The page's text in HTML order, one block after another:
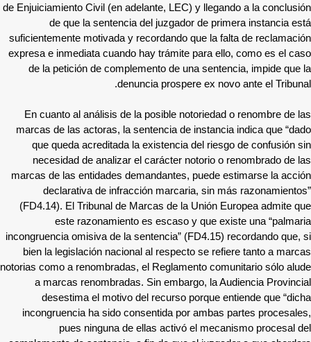
de Enjuiciamiento Civil (en adelante, LEC) y llegando a la conclusión
de que la sentencia del juzgador de primera instancia está
suficientemente motivada y recordando que la falta de reclamación
expresa e inmediata cuando hay trámite para ello, como es el caso
de la petición de complemento de una sentencia, impide que la
denuncia prospere ex novo ante el Tribunal.
En cuanto al análisis de la posible notoriedad o renombre de las
marcas de las actoras, la sentencia de instancia indica que “dado
que queda acreditada la existencia del riesgo de confusión sin
necesidad de analizar el carácter notorio o renombrado de las
marcas de las entidades demandantes, puede estimarse la acción
declarativa de infracción marcaria, sin más razonamientos”
(FD4.14). El Tribunal de Marcas de la Unión Europea admite que
este razonamiento es escaso y que existe una “palmaria
incongruencia omisiva de la sentencia” (FD4.15) recordando que, si
bien la legislación nacional al respecto se refiere tanto a marcas
notorias como a renombradas, el Reglamento comunitario sólo alude
a marcas renombradas. Sin embargo, la Audiencia Provincial
desestima el motivo del recurso porque entiende que “dicha
incongruencia ha sido consentida por ambas partes procesales,
pues ninguna de ellas activó el mecanismo procesal del